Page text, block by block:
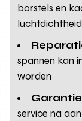
borstels en
luchtdichtheid
spannen kan
worden
Garantie
service na